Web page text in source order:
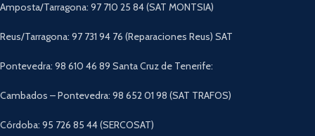
Amposta/Tarragona: 97 710 25 84 (SAT MONTSIA)
Reus/Tarragona: 97 731 94 76 (Reparaciones Reus) SAT
Pontevedra: 98 610 46 89 Santa Cruz de Tenerife:
Cambados – Pontevedra: 98 652 01 98 (SAT TRAFOS)
Córdoba: 95 726 85 44 (SERCOSAT)